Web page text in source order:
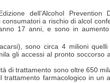
dell’Alcohol Prevention
a rischio di alcol
17 anni, e sono in aumento
sono circa 4 milioni
gli accessi al pronto soccorso
di trattamento sono oltre 650
farmacologico in un